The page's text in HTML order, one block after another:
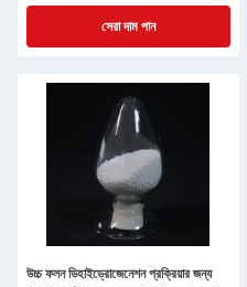
সেরা দাম পান
উচ্চ ফলন ডিহাইড্রোজেনেশন প্রক্রিয়ার জন্য